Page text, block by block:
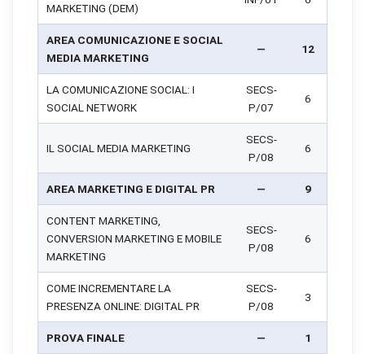
MARKETING (DEM)
AREA COMUNICAZIONE E SOCIAL
MEDIA MARKETING
— 12
LA COMUNICAZIONE SOCIAL: I
SOCIAL NETWORK
SECS-
P/07
6
IL SOCIAL MEDIA MARKETING
SECS-
P/08
6
AREA MARKETING E DIGITAL PR — 9
CONTENT MARKETING,
CONVERSION MARKETING E MOBILE
MARKETING
SECS-
P/08
6
COME INCREMENTARE LA
PRESENZA ONLINE: DIGITAL PR
SECS-
P/08
3
PROVA FINALE — 1